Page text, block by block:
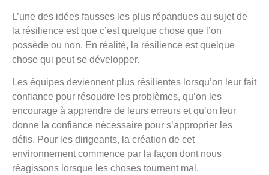
L’une des idées fausses les plus répandues au sujet de
la résilience est que c’est quelque chose que l’on
possède ou non. En réalité, la résilience est quelque
chose qui peut se développer.
Les équipes deviennent plus résilientes lorsqu’on leur fait
confiance pour résoudre les problèmes, qu’on les
encourage à apprendre de leurs erreurs et qu’on leur
donne la confiance nécessaire pour s’approprier les
défis. Pour les dirigeants, la création de cet
environnement commence par la façon dont nous
réagissons lorsque les choses tournent mal.